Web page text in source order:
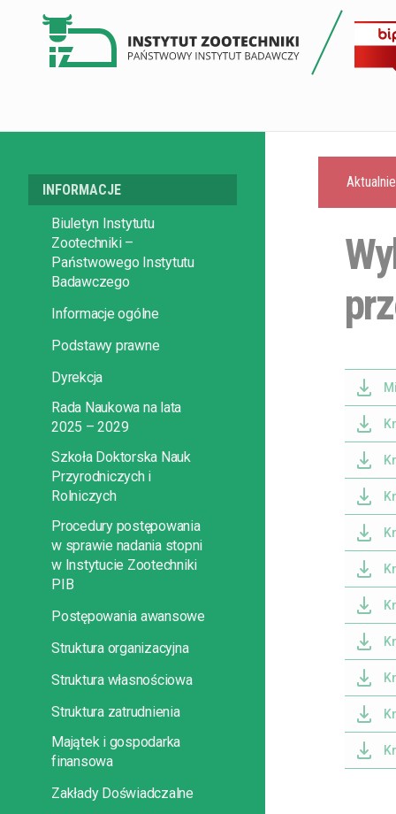
INFORMACJE
Biuletyn Instytutu
Zootechniki –
Państwowego Instytutu
Badawczego
Informacje ogólne
Podstawy prawne
Dyrekcja
Rada Naukowa na lata
2025 – 2029
Szkoła Doktorska Nauk
Przyrodniczych i
Rolniczych
Procedury postępowania
w sprawie nadania stopni
w Instytucie Zootechniki
PIB
Postępowania awansowe
Struktura organizacyjna
Struktura własnościowa
Struktura zatrudnienia
Majątek i gospodarka
finansowa
Zakłady Doświadczalne